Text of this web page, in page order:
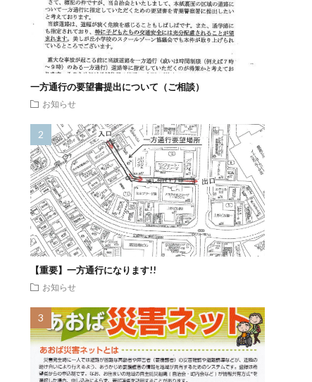
一方通行の要望書提出について（ご相談）
お知らせ
【重要】一方通行になります!!
お知らせ